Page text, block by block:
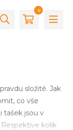
0
složité. Jak
co vše
tašek jsou v
kolik